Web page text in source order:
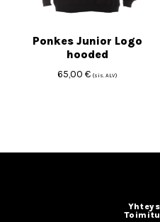
Ponkes Junior Logo
hooded
65,00€ (sis. ALV)